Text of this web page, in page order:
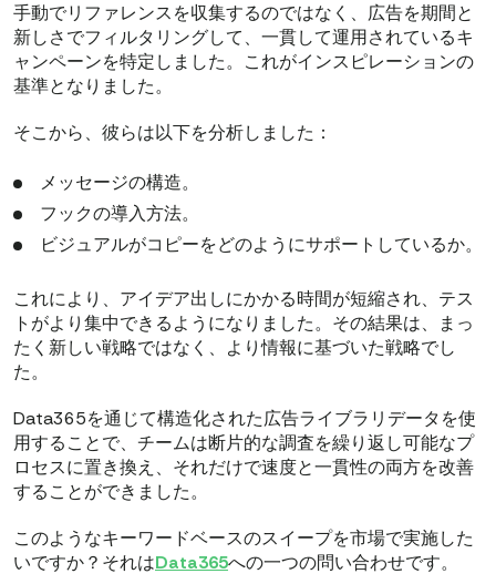
手動でリファレンスを収集するのではなく、広告を期間と
新しさでフィルタリングして、一貫して運用されているキ
ャンペーンを特定しました。これがインスピレーションの
基準となりました。
そこから、彼らは以下を分析しました：
メッセージの構造。
フックの導入方法。
ビジュアルがコピーをどのようにサポートしているか。
これにより、アイデア出しにかかる時間が短縮され、テス
トがより集中できるようになりました。その結果は、まっ
たく新しい戦略ではなく、より情報に基づいた戦略でし
た。
Data365を通じて構造化された広告ライブラリデータを使
用することで、チームは断片的な調査を繰り返し可能なプ
ロセスに置き換え、それだけで速度と一貫性の両方を改善
することができました。
このようなキーワードベースのスイープを市場で実施した
いですか？それはData365への一つの問い合わせです。